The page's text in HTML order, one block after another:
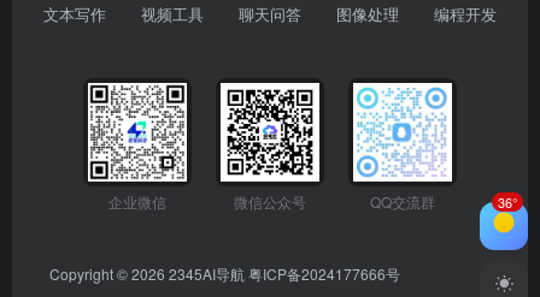
文本写作
视频工具
聊天问答
图像处理
编程开发
企业微信 微信公众号 QQ交流群
Copyright © 2026 2345AI导航 粤ICP备2024177666号
36°